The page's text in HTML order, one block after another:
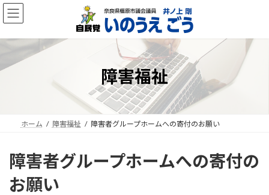
コ
ン
ン
へ
ナ
ビ
ー
ョ
障害福祉
ホーム 障害福祉 障害者グループホームへの寄付のお願い
障害者グループホームへの寄付の
お願い